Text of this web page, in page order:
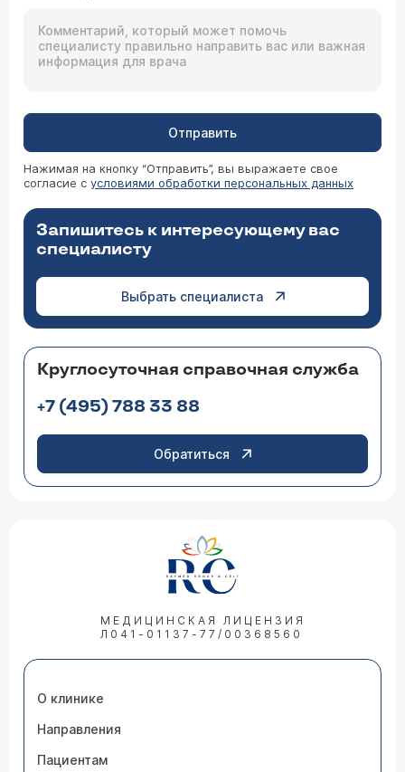
Отправить
Нажимая на кнопку “Отправить”, вы выражаете свое
согласие с условиями обработки персональных данных
Запишитесь к интересующему вас
специалисту
Выбрать специалиста
Круглосуточная справочная служба
+7 (495) 788 33 88
Обратиться
МЕДИЦИНСКАЯ ЛИЦЕНЗИЯ
Л041-01137-77/00368560
О клинике
Направления
Пациентам